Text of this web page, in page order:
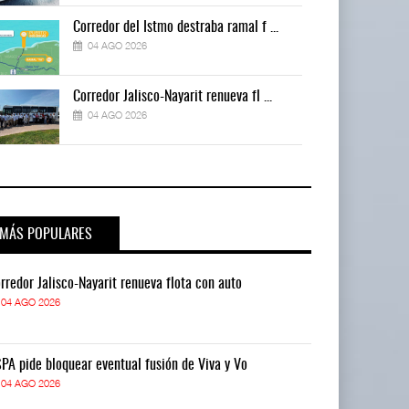
Corredor del Istmo destraba ramal f ...
04 AGO 2026
Corredor Jalisco-Nayarit renueva fl ...
04 AGO 2026
MÁS POPULARES
Jalisco-Nayarit renueva flota con auto
04 AGO 2026
pide bloquear eventual fusión de Viva y Vo
04 AGO 2026